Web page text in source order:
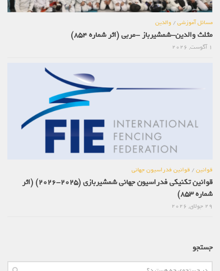
مسائل آموزشی/والدین
مثلث والدین-شمشیرباز -مربی (اثر شماره 854)
قوانین/قوانین فدراسیون جهانی
قوانین تکنیکی فدراسیون جهانی شمشیربازی (2025-2026) (اثر
شماره 853)
جستجو